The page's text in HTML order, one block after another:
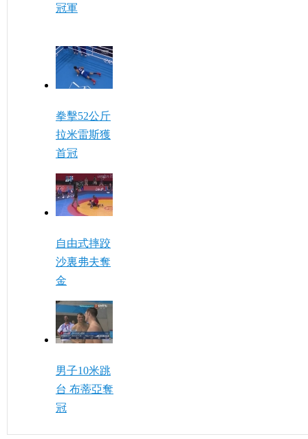
冠軍
拳擊52公斤
拉米雷斯獲
首冠
自由式摔跤
沙裏弗夫奪
金
男子10米跳
台 布蒂亞奪
冠